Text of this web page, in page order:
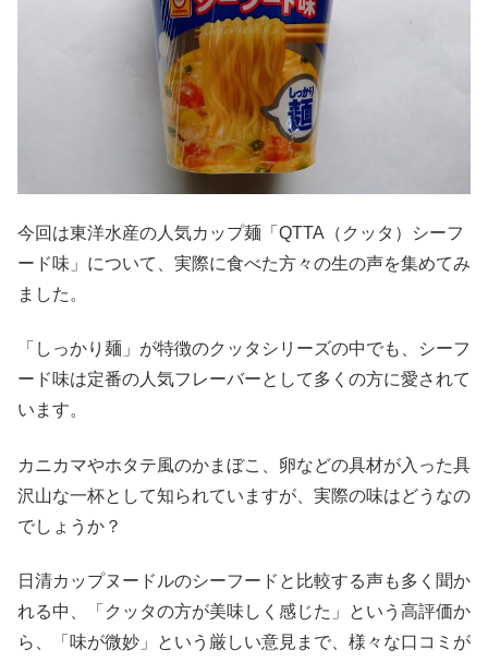
今回は東洋水産の人気カップ麺「QTTA（クッタ）シーフ
ード味」について、実際に食べた方々の生の声を集めてみ
ました。
「しっかり麺」が特徴のクッタシリーズの中でも、シーフ
ード味は定番の人気フレーバーとして多くの方に愛されて
います。
カニカマやホタテ風のかまぼこ、卵などの具材が入った具
沢山な一杯として知られていますが、実際の味はどうなの
でしょうか？
日清カップヌードルのシーフードと比較する声も多く聞か
れる中、「クッタの方が美味しく感じた」という高評価か
ら、「味が微妙」という厳しい意見まで、様々な口コミが